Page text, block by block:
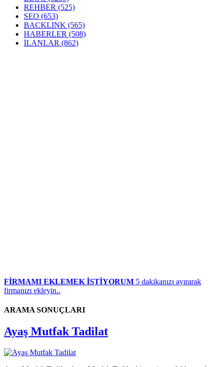
REHBER (525)
SEO (653)
BACKLINK (565)
HABERLER (508)
İLANLAR (862)
FİRMAMI EKLEMEK İSTİYORUM 5 dakikanızı ayırarak
firmanızı ekleyin..
ARAMA SONUÇLARI
Ayaş Mutfak Tadilat